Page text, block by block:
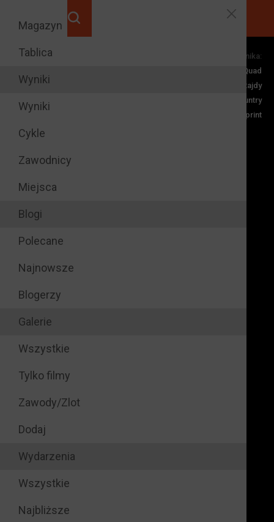
Magazyn
Tablica
Wyniki
Wyniki
Cykle
Zawodnicy
Miejsca
Blogi
Polecane
Najnowsze
Blogerzy
Galerie
Wszystkie
Tylko filmy
Zawody/Zlot
Dodaj
Wydarzenia
Wszystkie
Najbliższe
Dyscypliny zawodnika:
Quad
Rajdy
Cross Country
Rally Sprint
podium rundy